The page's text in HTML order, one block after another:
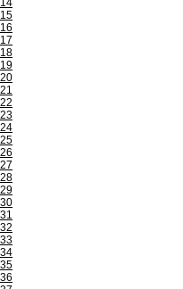
14
15
16
17
18
19
20
21
22
23
24
25
26
27
28
29
30
31
32
33
34
35
36